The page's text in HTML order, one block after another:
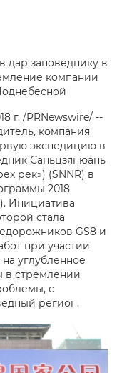
дар заповеднику в
компании
г. /PRNewswire/ --
компания
экспедицию в
Саньцзянюань
рек») (SNNR) в
2018
Инициатива
стала
GS8 и
при участии
углубленное
в стремлении
с
регион.